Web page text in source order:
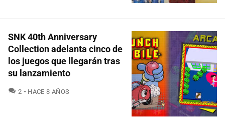
SNK 40th Anniversary
Collection adelanta cinco de
los juegos que llegarán tras
su lanzamiento
2 COMENTARIOS
HACE 8 AÑOS